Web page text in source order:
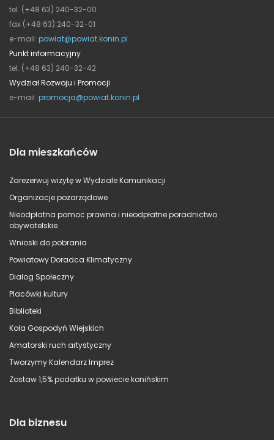
tel. (+48 63) 240-32-00
fax (+48 63) 240-32-01
e-mail: powiat@powiat.konin.pl
Punkt informacyjny
tel. (+48 63) 240-32-42
Wydział Rozwoju i Promocji
e-mail: promocja@powiat.konin.pl
Dla mieszkańców
Zarezerwuj wizytę w Wydziale Komunikacji
Organizacje pozarządowe
Nieodpłatna pomoc prawna i nieodpłatne poradnictwo
obywatelskie
Wnioski do pobrania
Powiatowy Doradca Klimatyczny
Dialog Społeczny
Placówki kultury
Biblioteki
Koła Gospodyń Wiejskich
Amatorski ruch artystyczny
Tworzymy Kalendarz Imprez
Zostaw 1,5% podatku w powiecie konińskim
Dla biznesu